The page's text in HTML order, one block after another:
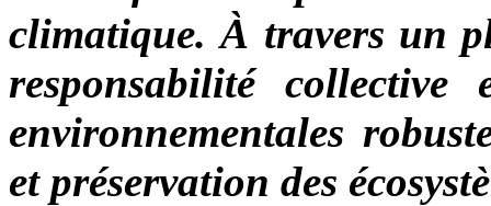
climatique. À travers un
responsabilité collective
environnementales
et préservation des